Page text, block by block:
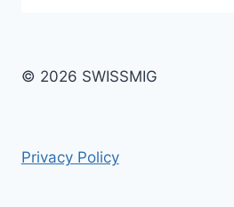
© 2026 SWISSMIG
Privacy Policy